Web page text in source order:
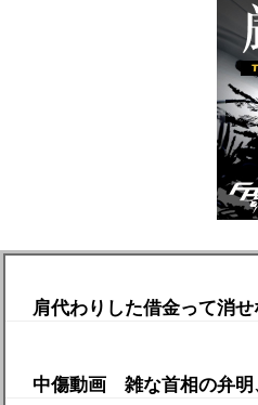
肩代わりした借金って消せ
中傷動画 雑な首相の弁